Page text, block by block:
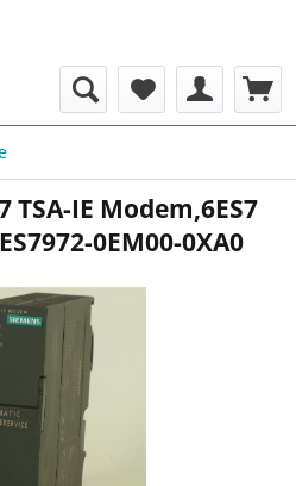
TSA-IE Modem,6ES7
0EM00-0XA0